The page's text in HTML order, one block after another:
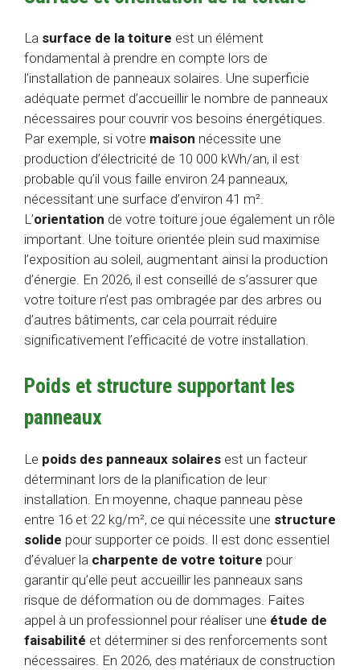
La surface de la toiture est un élément
fondamental à prendre en compte lors de
l’installation de panneaux solaires. Une superficie
adéquate permet d’accueillir le nombre de panneaux
nécessaires pour couvrir vos besoins énergétiques.
Par exemple, si votre maison nécessite une
production d’électricité de 10 000 kWh/an, il est
probable qu’il vous faille environ 24 panneaux,
nécessitant une surface d’environ 41 m².
L’orientation de votre toiture joue également un rôle
important. Une toiture orientée plein sud maximise
l’exposition au soleil, augmentant ainsi la production
d’énergie. En 2026, il est conseillé de s’assurer que
votre toiture n’est pas ombragée par des arbres ou
d’autres bâtiments, car cela pourrait réduire
significativement l’efficacité de votre installation.
Poids et structure supportant les
panneaux
Le poids des panneaux solaires est un facteur
déterminant lors de la planification de leur
installation. En moyenne, chaque panneau pèse
entre 16 et 22 kg/m², ce qui nécessite une structure
solide pour supporter ce poids. Il est donc essentiel
d’évaluer la charpente de votre toiture pour
garantir qu’elle peut accueillir les panneaux sans
risque de déformation ou de dommages. Faites
appel à un professionnel pour réaliser une étude de
faisabilité et déterminer si des renforcements sont
nécessaires. En 2026, des matériaux de construction